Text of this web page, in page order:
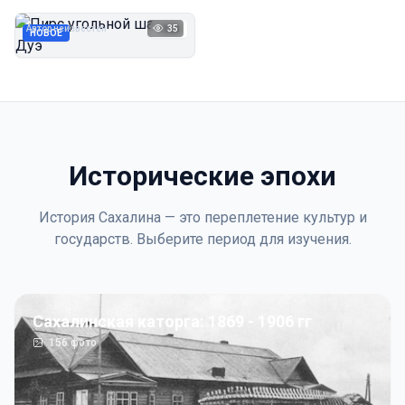
НОВОЕ 1923
Автор неизвестен 35
Исторические эпохи
История Сахалина — это переплетение культур и
государств. Выберите период для изучения.
Сахалинская каторга: 1869 - 1906 гг
156фото